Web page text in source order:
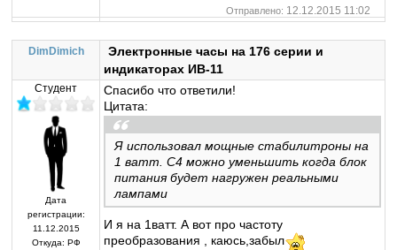
Отправлено: 12.12.2015 11:02
DimDimich
Электронные часы на 176 серии и
индикаторах ИВ-11
Студент
Дата
регистрации:
11.12.2015
Откуда: РФ
Спасибо что ответили!
Цитата:
Я использовал мощные стабилитроны на
1 ватт. С4 можно уменьшить когда блок
питания будет нагружен реальными
лампами
И я на 1ватт. А вот про частоту
преобразования , каюсь,забыл